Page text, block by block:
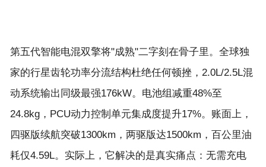
第五代智能电混双擎将"成熟"二字刻在骨子里。全球独
家的行星齿轮功率分流结构杜绝任何顿挫，2.0L/2.5L混
动系统输出同级最强176kW。电池组减重48%至
24.8kg，PCU动力控制单元集成度提升17%。账面上，
四驱版续航突破1300km，两驱版达1500km，百公里油
耗仅4.59L。实际上，它解决的是真实痛点：无需充电